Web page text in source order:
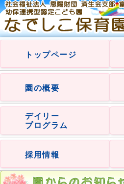
トップページ
園の概要
デイリー
プログラム
採用情報